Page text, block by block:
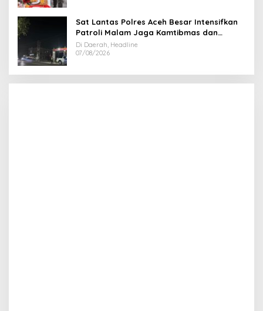
Sat Lantas Polres Aceh Besar Intensifkan
Patroli Malam Jaga Kamtibmas dan
Kelancaran Lalu Lintas
Di Daerah, Headline
07/08/2026